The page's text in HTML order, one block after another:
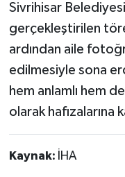
Sivrihisar
gerçekleştirilen
ardından aile
edilmesiyle sona
hem anlamlı hem
olarak hafızalarına
Kaynak: İHA